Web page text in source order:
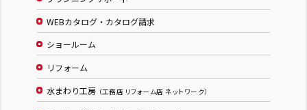
WEBカタログ・カタログ請求
ショールーム
リフォーム
水まわり工房 （工務店 リフォーム店 ネットワーク）